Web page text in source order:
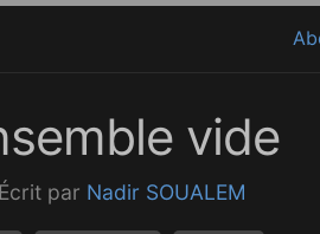
vide
Écrit par Nadir SOUALEM